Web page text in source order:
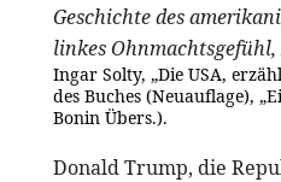
Geschichte des
linkes
Ingar Solty, „Die USA,
des Buches (Neuauflage),
Bonin Übers.).
Donald Trump, die